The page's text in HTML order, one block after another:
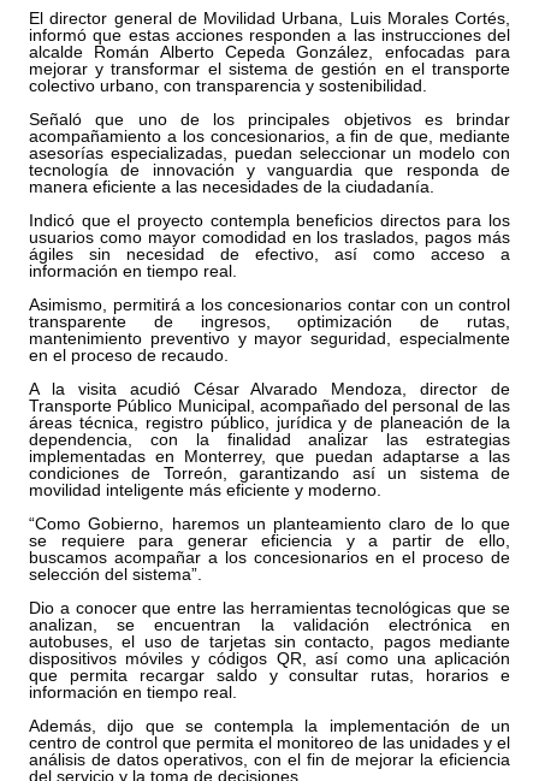
El director general de Movilidad Urbana, Luis Morales Cortés,
informó que estas acciones responden a las instrucciones del
alcalde Román Alberto Cepeda González, enfocadas para
mejorar y transformar el sistema de gestión en el transporte
colectivo urbano, con transparencia y sostenibilidad.
Señaló que uno de los principales objetivos es brindar
acompañamiento a los concesionarios, a fin de que, mediante
asesorías especializadas, puedan seleccionar un modelo con
tecnología de innovación y vanguardia que responda de
manera eficiente a las necesidades de la ciudadanía.
Indicó que el proyecto contempla beneficios directos para los
usuarios como mayor comodidad en los traslados, pagos más
ágiles sin necesidad de efectivo, así como acceso a
información en tiempo real.
Asimismo, permitirá a los concesionarios contar con un control
transparente de ingresos, optimización de rutas,
mantenimiento preventivo y mayor seguridad, especialmente
en el proceso de recaudo.
A la visita acudió César Alvarado Mendoza, director de
Transporte Público Municipal, acompañado del personal de las
áreas técnica, registro público, jurídica y de planeación de la
dependencia, con la finalidad analizar las estrategias
implementadas en Monterrey, que puedan adaptarse a las
condiciones de Torreón, garantizando así un sistema de
movilidad inteligente más eficiente y moderno.
“Como Gobierno, haremos un planteamiento claro de lo que
se requiere para generar eficiencia y a partir de ello,
buscamos acompañar a los concesionarios en el proceso de
selección del sistema”.
Dio a conocer que entre las herramientas tecnológicas que se
analizan, se encuentran la validación electrónica en
autobuses, el uso de tarjetas sin contacto, pagos mediante
dispositivos móviles y códigos QR, así como una aplicación
que permita recargar saldo y consultar rutas, horarios e
información en tiempo real.
Además, dijo que se contempla la implementación de un
centro de control que permita el monitoreo de las unidades y el
análisis de datos operativos, con el fin de mejorar la eficiencia
del servicio y la toma de decisiones.